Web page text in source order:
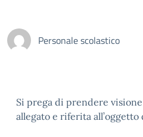
Personale scolastico
Si prega di prendere
allegato e riferita